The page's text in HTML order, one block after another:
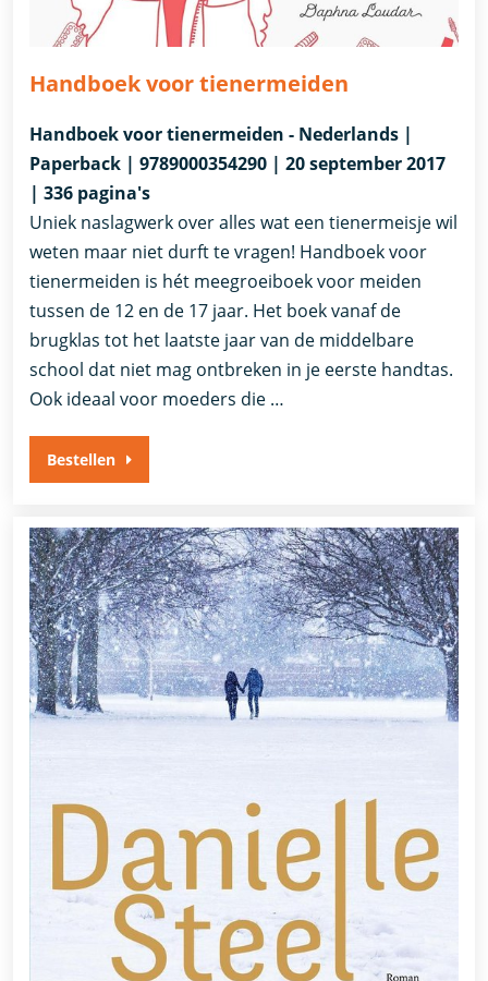
Handboek voor tienermeiden
Handboek voor tienermeiden - Nederlands |
Paperback | 9789000354290 | 20 september 2017
| 336 pagina's
Uniek naslagwerk over alles wat een tienermeisje wil
weten maar niet durft te vragen! Handboek voor
tienermeiden is hét meegroeiboek voor meiden
tussen de 12 en de 17 jaar. Het boek vanaf de
brugklas tot het laatste jaar van de middelbare
school dat niet mag ontbreken in je eerste handtas.
Ook ideaal voor moeders die …
Bestellen